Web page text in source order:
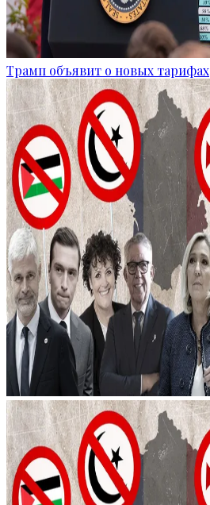
Трамп объявит о новых тарифах